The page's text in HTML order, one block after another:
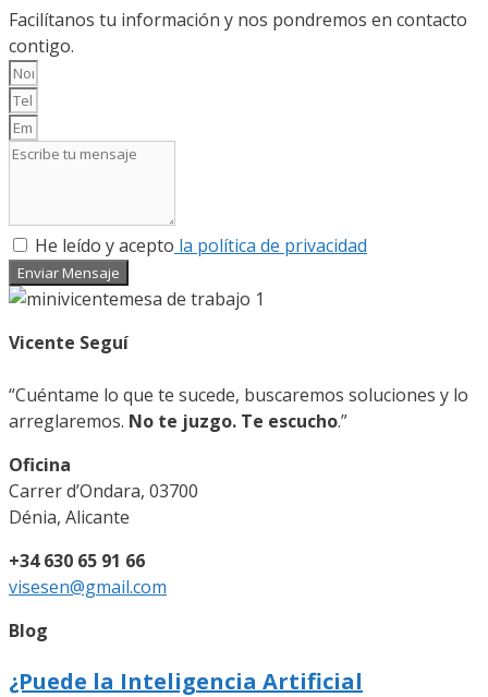
Facilítanos tu información y nos pondremos en contacto
contigo.
He leído y acepto la política de privacidad
Enviar Mensaje
Vicente Seguí
“Cuéntame lo que te sucede, buscaremos soluciones y lo
arreglaremos. No te juzgo. Te escucho.”
Oficina
Carrer d’Ondara, 03700
Dénia, Alicante
+34 630 65 91 66
visesen@gmail.com
Blog
¿Puede la Inteligencia Artificial